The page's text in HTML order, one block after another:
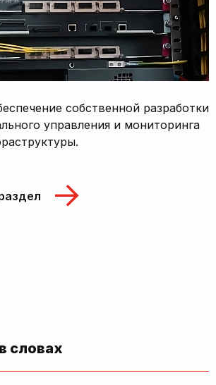
собственной разработки
управления и мониторинга
словах